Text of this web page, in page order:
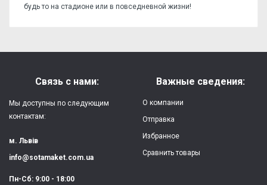
будь то на стадионе или в повседневной жизни!
Защита:
от ударов,
Качество:
яркая, четкая
Особенности:
Напишите отзыв или мнение
Связь с нами:
Мы доступны по следующим
контактам:
м. Львів
info@sotamaket.com.ua
Пн-Сб: 9:00 - 18:00
Важные сведения:
О компании
Отправка
Избранное
Сравнить товары